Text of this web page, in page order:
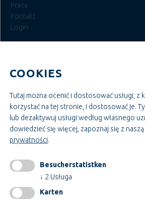
Praca
Kontakt
Login
Szkolenia i badania
Administracja i zarządzanie
Rzemiosło i montaż
Budownictwo i technologia
INFORMACJE
impressum
GTC
Ochrona danych
COOKIES
Tutaj można ocenić i dostosować usługi, z
korzystać na tej stronie, i dostosować je.
lub dezaktywuj usługi według własnego
dowiedzieć się więcej, zapoznaj się z naszą
prywatności.
Besucherstatistken
↓ 2 Usługa
Karten